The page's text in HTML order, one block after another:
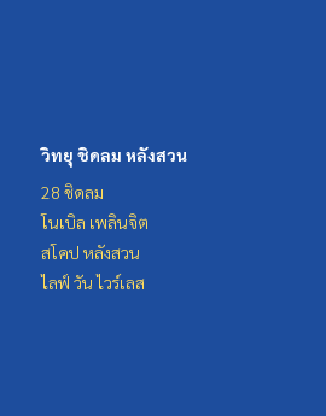
วิทยุ ชิดลม หลังสวน
28 ชิดลม
โนเบิล เพลินจิต
สโคป หลังสวน
ไลฟ์ วัน ไวร์เลส